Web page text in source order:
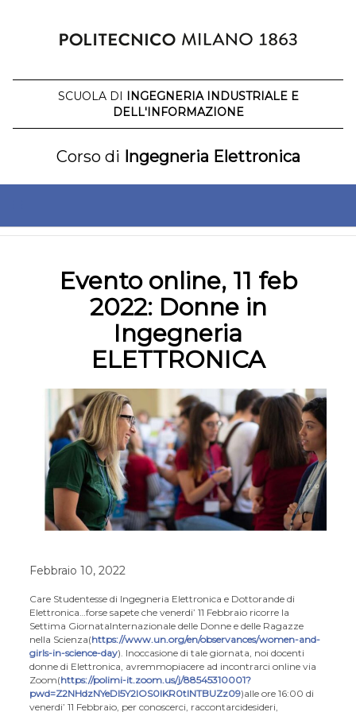
SCUOLA DI INGEGNERIA INDUSTRIALE E
DELL'INFORMAZIONE
Corso di Ingegneria Elettronica
Evento online, 11 feb
2022: Donne in
Ingegneria
ELETTRONICA
Febbraio 10, 2022
Care Studentesse di Ingegneria Elettronica e Dottorande di
Elettronica…forse sapete che venerdi’ 11 Febbraio ricorre la
Settima GiornataInternazionale delle Donne e delle Ragazze
nella Scienza(https://www.un.org/en/observances/women-and-
girls-in-science-day). Inoccasione di tale giornata, noi docenti
donne di Elettronica, avremmopiacere ad incontrarci online via
Zoom(https://polimi-it.zoom.us/j/88545310001?
pwd=Z2NHdzNYeDl5Y2lOS0lKR0tlNTBUZz09)alle ore 16:00 di
venerdi’ 11 Febbraio, per conoscerci, raccontarcidesideri,